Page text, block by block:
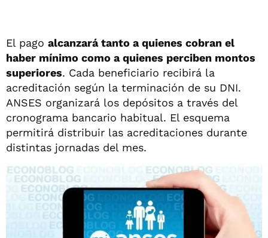
El pago alcanzará tanto a quienes cobran el
haber mínimo como a quienes perciben montos
superiores. Cada beneficiario recibirá la
acreditación según la terminación de su DNI.
ANSES organizará los depósitos a través del
cronograma bancario habitual. El esquema
permitirá distribuir las acreditaciones durante
distintas jornadas del mes.